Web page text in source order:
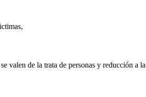
valen de la trata de personas y reducción a